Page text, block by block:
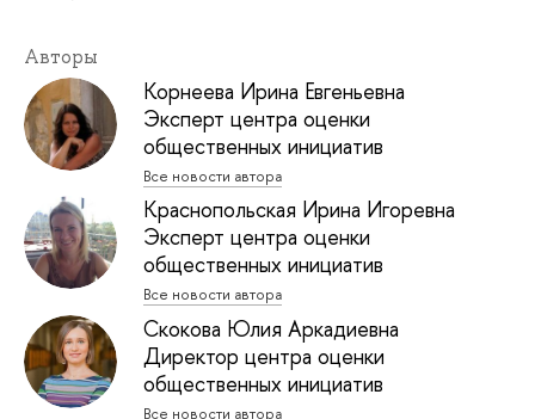
Авторы
Корнеева Ирина Евгеньевна
Эксперт центра оценки
общественных инициатив
Все новости автора
Краснопольская Ирина Игоревна
Эксперт центра оценки
общественных инициатив
Все новости автора
Скокова Юлия Аркадиевна
Директор центра оценки
общественных инициатив
Все новости автора